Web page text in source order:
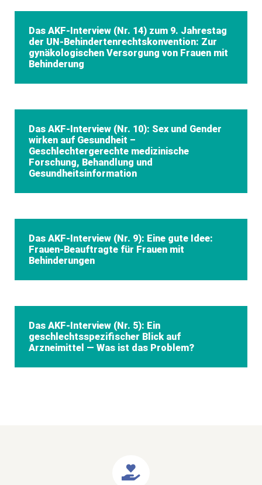
Das AKF-Interview (Nr. 14) zum 9. Jahrestag
der UN-Behindertenrechtskonvention: Zur
gynäkologischen Versorgung von Frauen mit
Behinderung
Das AKF-Interview (Nr. 10): Sex und Gender
wirken auf Gesundheit –
Geschlechtergerechte medizinische
Forschung, Behandlung und
Gesundheitsinformation
Das AKF-Interview (Nr. 9): Eine gute Idee:
Frauen-Beauftragte für Frauen mit
Behinderungen
Das AKF-Interview (Nr. 5): Ein
geschlechtsspezifischer Blick auf
Arzneimittel — Was ist das Problem?